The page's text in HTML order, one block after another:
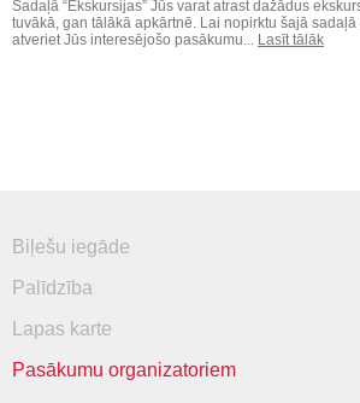
Sadaļā “Ekskursijas” Jūs varat atrast dažādus
tuvākā, gan tālākā apkārtnē. Lai nopirktu šajā
atveriet Jūs interesējošo pasākumu... Lasīt tālāk
Biļešu iegāde
Palīdzība
Lapas karte
Pasākumu organizatoriem